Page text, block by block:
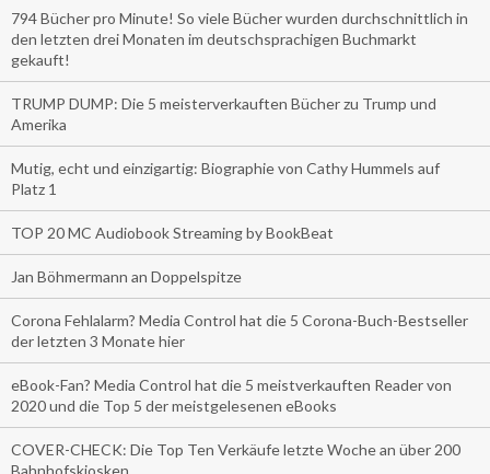
794 Bücher pro Minute! So viele Bücher wurden durchschnittlich in
den letzten drei Monaten im deutschsprachigen Buchmarkt
gekauft!
TRUMP DUMP: Die 5 meisterverkauften Bücher zu Trump und
Amerika
Mutig, echt und einzigartig: Biographie von Cathy Hummels auf
Platz 1
TOP 20 MC Audiobook Streaming by BookBeat
Jan Böhmermann an Doppelspitze
Corona Fehlalarm? Media Control hat die 5 Corona-Buch-Bestseller
der letzten 3 Monate hier
eBook-Fan? Media Control hat die 5 meistverkauften Reader von
2020 und die Top 5 der meistgelesenen eBooks
COVER-CHECK: Die Top Ten Verkäufe letzte Woche an über 200
Bahnhofskiosken